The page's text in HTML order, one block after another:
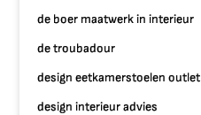
de boer maatwerk in interieur
de troubadour
design eetkamerstoelen outlet
design interieur advies